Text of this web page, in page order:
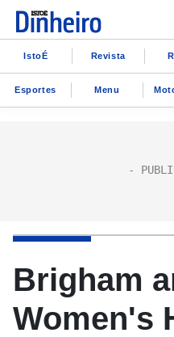
IstoÉ Revista
Esportes Menu
Brigham
Women's